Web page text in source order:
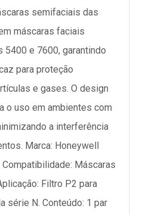
semifaciais das
máscaras faciais
e 7600, garantindo
para proteção
e gases. O design
o uso em ambientes com
a interferência
Marca: Honeywell
Máscaras
Filtro P2 para
série N. Conteúdo: 1 par